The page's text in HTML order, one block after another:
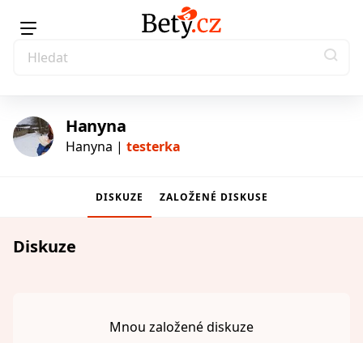
Hanyna
Hanyna | testerka
DISKUZE ZALOŽENÉ DISKUSE
Diskuze
Mnou založené diskuze